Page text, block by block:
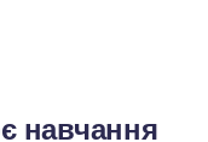
навчання